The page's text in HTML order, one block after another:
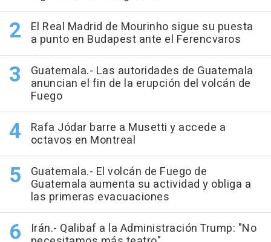
El Real Madrid de Mourinho sigue su puesta
a punto en Budapest ante el Ferencvaros
Guatemala.- Las autoridades de Guatemala
anuncian el fin de la erupción del volcán de
Fuego
Rafa Jódar barre a Musetti y accede a
octavos en Montreal
Guatemala.- El volcán de Fuego de
Guatemala aumenta su actividad y obliga a
las primeras evacuaciones
Irán.- Qalibaf a la Administración Trump: "No